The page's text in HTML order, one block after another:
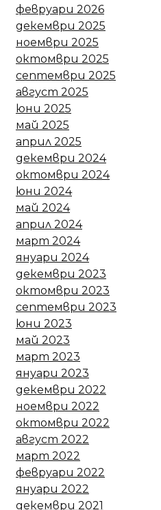
февруари 2026
декември 2025
ноември 2025
октомври 2025
септември 2025
август 2025
юни 2025
май 2025
април 2025
декември 2024
октомври 2024
юни 2024
май 2024
април 2024
март 2024
януари 2024
декември 2023
октомври 2023
септември 2023
юни 2023
май 2023
март 2023
януари 2023
декември 2022
ноември 2022
октомври 2022
август 2022
март 2022
февруари 2022
януари 2022
декември 2021